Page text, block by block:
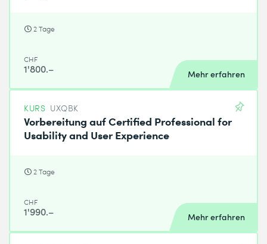
2 Tage
CHF
1'800.– Mehr erfahren
KURS UXQBK
Vorbereitung auf Certified Professional for
Usability and User Experience
2 Tage
CHF
1'990.– Mehr erfahren